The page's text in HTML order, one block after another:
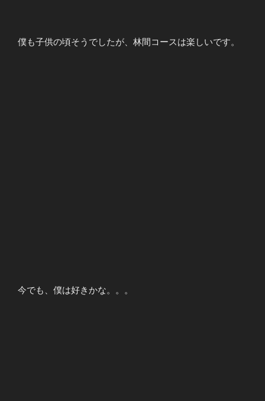
僕も子供の頃そうでしたが、林間コースは楽しいです。
今でも、僕は好きかな。。。